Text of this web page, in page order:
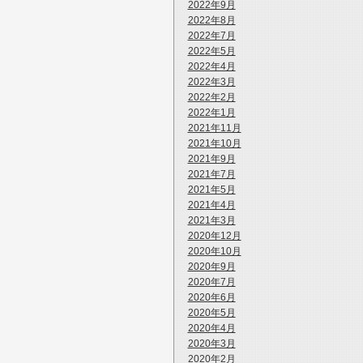
2022年9月
2022年8月
2022年7月
2022年5月
2022年4月
2022年3月
2022年2月
2022年1月
2021年11月
2021年10月
2021年9月
2021年7月
2021年5月
2021年4月
2021年3月
2020年12月
2020年10月
2020年9月
2020年7月
2020年6月
2020年5月
2020年4月
2020年3月
2020年2月